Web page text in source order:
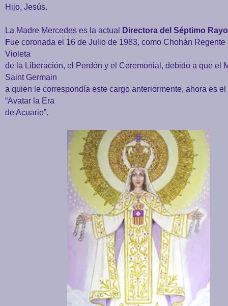
Hijo, Jesús.
La Madre Mercedes es la actual
Directora del Séptimo
Fue coronada el 16 de Julio de 1983, como Chohán Regente
Violeta
de la Liberación, el Perdón y el Ceremonial, debido a que el
Saint Germain
a quien le correspondía este cargo anteriormente, ahora es el
“Avatar la Era
de Acuario”.